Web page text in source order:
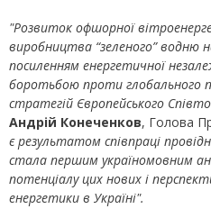
"Розвиток офшорної
виробництва “зеленого” водню
посиленням енергетичної
боротьбою проти глобального
стратегій Європейського
Андрій Конеченков, Голова
є результатом співпраці
стала першим україномовним
потенціалу цих нових і
енергетики в Україні".